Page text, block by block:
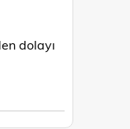
dolayı